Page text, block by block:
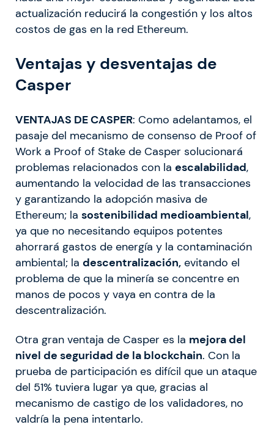
actualización reducirá la congestión y los altos
costos de gas en la red Ethereum.
Ventajas y desventajas de
Casper
VENTAJAS DE CASPER: Como adelantamos, el
pasaje del mecanismo de consenso de Proof of
Work a Proof of Stake de Casper solucionará
problemas relacionados con la escalabilidad,
aumentando la velocidad de las transacciones
y garantizando la adopción masiva de
Ethereum; la sostenibilidad medioambiental,
ya que no necesitando equipos potentes
ahorrará gastos de energía y la contaminación
ambiental; la descentralización, evitando el
problema de que la minería se concentre en
manos de pocos y vaya en contra de la
descentralización.
Otra gran ventaja de Casper es la mejora del
nivel de seguridad de la blockchain. Con la
prueba de participación es difícil que un ataque
del 51% tuviera lugar ya que, gracias al
mecanismo de castigo de los validadores, no
valdría la pena intentarlo.